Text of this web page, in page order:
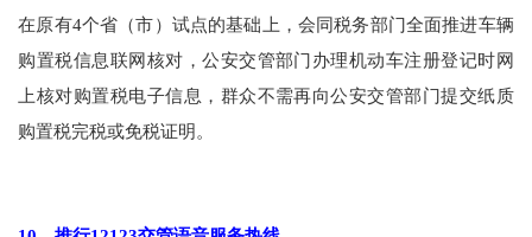
在原有4个省（市）试点的基础上，会同税务部门全面推进车辆
购置税信息联网核对，公安交管部门办理机动车注册登记时网
上核对购置税电子信息，群众不需再向公安交管部门提交纸质
购置税完税或免税证明。